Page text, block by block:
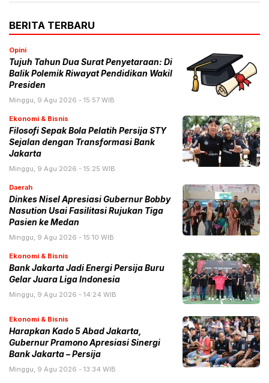
BERITA TERBARU
Opini
Tujuh Tahun Dua Surat Penyetaraan: Di
Balik Polemik Riwayat Pendidikan Wakil
Presiden
Minggu, 9 Agu 2026 - 15:57 WIB
Ekonomi & Bisnis
Filosofi Sepak Bola Pelatih Persija STY
Sejalan dengan Transformasi Bank
Jakarta
Minggu, 9 Agu 2026 - 15:25 WIB
Daerah
Dinkes Nisel Apresiasi Gubernur Bobby
Nasution Usai Fasilitasi Rujukan Tiga
Pasien ke Medan
Minggu, 9 Agu 2026 - 15:10 WIB
Ekonomi & Bisnis
Bank Jakarta Jadi Energi Persija Buru
Gelar Juara Liga Indonesia
Minggu, 9 Agu 2026 - 14:24 WIB
Ekonomi & Bisnis
Harapkan Kado 5 Abad Jakarta,
Gubernur Pramono Apresiasi Sinergi
Bank Jakarta – Persija
Minggu, 9 Agu 2026 - 13:34 WIB